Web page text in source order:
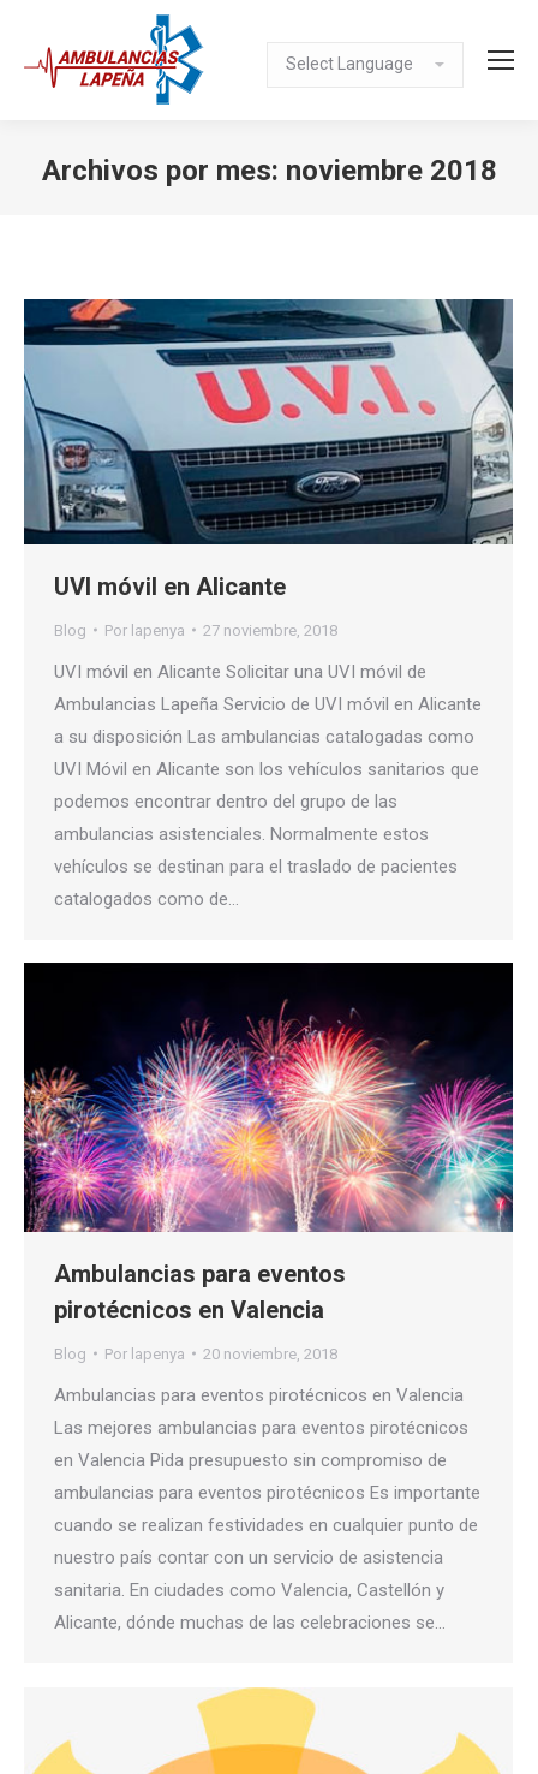
Archivos por mes: noviembre 2018
UVI móvil en Alicante
Blog Por lapenya 27 noviembre, 2018
UVI móvil en Alicante Solicitar una UVI móvil de
Ambulancias Lapeña Servicio de UVI móvil en Alicante
a su disposición Las ambulancias catalogadas como
UVI Móvil en Alicante son los vehículos sanitarios que
podemos encontrar dentro del grupo de las
ambulancias asistenciales. Normalmente estos
vehículos se destinan para el traslado de pacientes
catalogados como de…
Ambulancias para eventos
pirotécnicos en Valencia
Blog Por lapenya 20 noviembre, 2018
Ambulancias para eventos pirotécnicos en Valencia
Las mejores ambulancias para eventos pirotécnicos
en Valencia Pida presupuesto sin compromiso de
ambulancias para eventos pirotécnicos Es importante
cuando se realizan festividades en cualquier punto de
nuestro país contar con un servicio de asistencia
sanitaria. En ciudades como Valencia, Castellón y
Alicante, dónde muchas de las celebraciones se…